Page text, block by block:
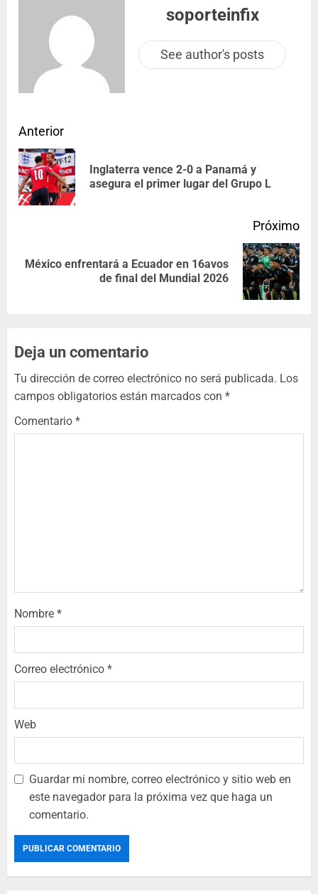
soporteinfix
See author's posts
Anterior
Inglaterra vence 2-0 a Panamá y
asegura el primer lugar del Grupo L
Próximo
México enfrentará a Ecuador en 16avos
de final del Mundial 2026
Deja un comentario
Tu dirección de correo electrónico no será publicada. Los
campos obligatorios están marcados con *
Comentario *
Nombre *
Correo electrónico *
Web
Guardar mi nombre, correo electrónico y sitio web en
este navegador para la próxima vez que haga un
comentario.